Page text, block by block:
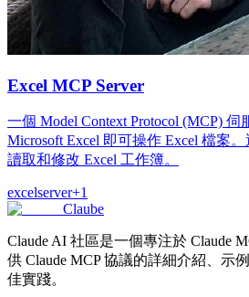
Excel MCP Server
一個 Model Context Protocol (MCP)
Microsoft Excel 即可操作 Excel 檔案
讀取和修改 Excel 工作簿。
excelserver+1
Claube
Claude AI 社區是一個專注於 Claude
供 Claude MCP 協議的詳細介紹、示
佳實踐。